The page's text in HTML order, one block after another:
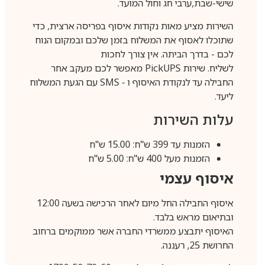
שישי-שבת,ערבי חג וחול המועד.
השירות מציע מאות נקודות איסוף בפריסה ארצית, כדי
שתוכלו לאסוף את המשלוח בזמן שלכם ובמקום הנוח
לכם - בדרך הביתה. אין צורך לחכות
לשליח. שירות PickUPSמאפשר לכם מעקב אחר
החבילה עד לנקודת האיסוף ו - SMSעם הגעת המשלוח
ליעד.
עלות השירות
הזמנות עד 399 ש"ח: 15.00 ש"ח
הזמנות מעל 400 ש"ח: 5.00 ש"ח
איסוף עצמי
איסוף החבילה החל מיום לאחר הרכישה בשעה 12:00
ובתיאום מראש בלבד.
האיסוף יתבצע ממשרדי החברה אשר ממוקמים ברחוב
החרושת 25, רעננה.